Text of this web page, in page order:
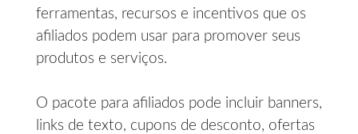
ferramentas, recursos e incentivos que os
afiliados podem usar para promover seus
produtos e serviços.
O pacote para afiliados pode incluir banners,
links de texto, cupons de desconto, ofertas